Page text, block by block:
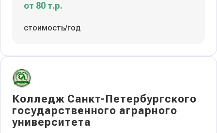
от 80 т.р.
стоимость/год
Колледж Санкт-Петербургского
государственного аграрного
университета